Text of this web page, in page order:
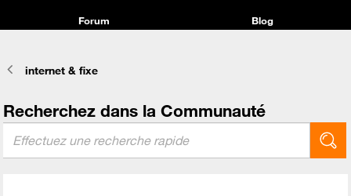
Forum Blog
internet & fixe
Recherchez dans la Communauté